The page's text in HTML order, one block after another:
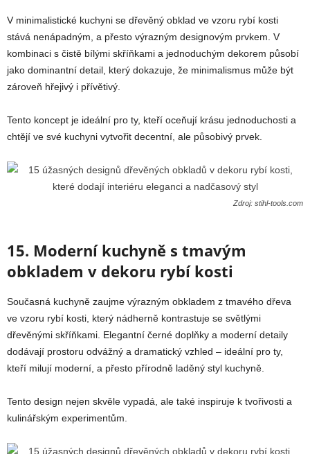
V minimalistické kuchyni se dřevěný obklad ve vzoru rybí kosti
stává nenápadným, a přesto výrazným designovým prvkem. V
kombinaci s čistě bílými skříňkami a jednoduchým dekorem působí
jako dominantní detail, který dokazuje, že minimalismus může být
zároveň hřejivý i přívětivý.
Tento koncept je ideální pro ty, kteří oceňují krásu jednoduchosti a
chtějí ve své kuchyni vytvořit decentní, ale působivý prvek.
Zdroj: stihl-tools.com
15. Moderní kuchyně s tmavým
obkladem v dekoru rybí kosti
Současná kuchyně zaujme výrazným obkladem z tmavého dřeva
ve vzoru rybí kosti, který nádherně kontrastuje se světlými
dřevěnými skříňkami. Elegantní černé doplňky a moderní detaily
dodávají prostoru odvážný a dramatický vzhled – ideální pro ty,
kteří milují moderní, a přesto přírodně laděný styl kuchyně.
Tento design nejen skvěle vypadá, ale také inspiruje k tvořivosti a
kulinářským experimentům.